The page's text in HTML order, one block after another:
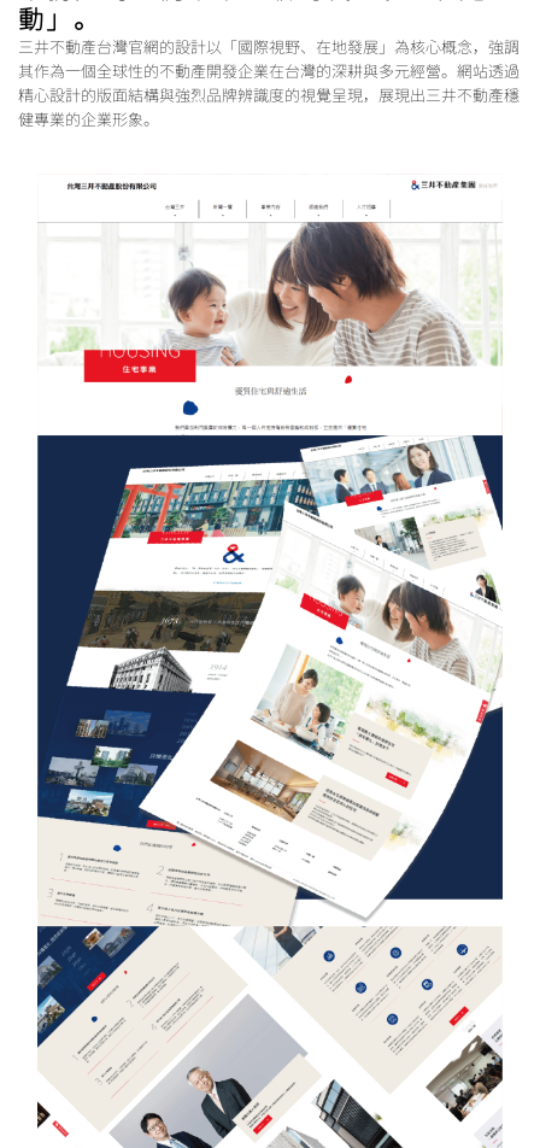
動」。
三井不動產台灣官網的設計以「國際視野、在地發展」為核心概念，強調
其作為一個全球性的不動產開發企業在台灣的深耕與多元經營。網站透過
精心設計的版面結構與強烈品牌辨識度的視覺呈現，展現出三井不動產穩
健專業的企業形象。